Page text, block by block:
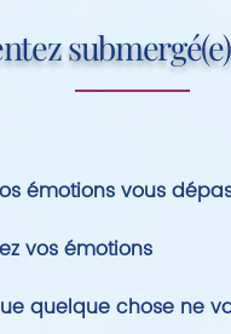
émotions vous
vos émotions
quelque chose ne